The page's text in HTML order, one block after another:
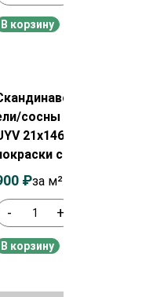
В корзину
доска из
сосны тонкопиленная
21х146х6000 мм без
сорт АВ
- +
₽за м²
В корзину